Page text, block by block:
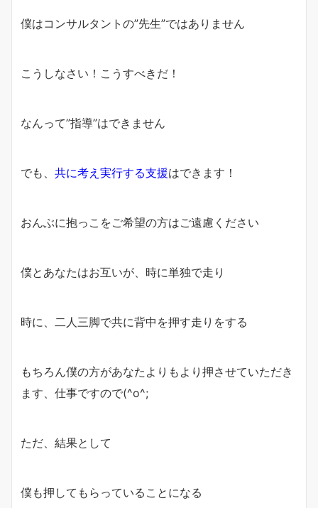
僕はコンサルタントの”先生”ではありません
こうしなさい！こうすべきだ！
なんって”指導”はできません
でも、 共に考え実行する支援はできます！
おんぶに抱っこをご希望の方はご遠慮ください
僕とあなたはお互いが、時に単独で走り
時に、二人三脚で共に背中を押す走りをする
もちろん僕の方があなたよりもより押させていただき
ます、仕事ですので(^o^;
ただ、結果として
僕も押してもらっていることになる